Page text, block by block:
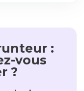
:
vous
?